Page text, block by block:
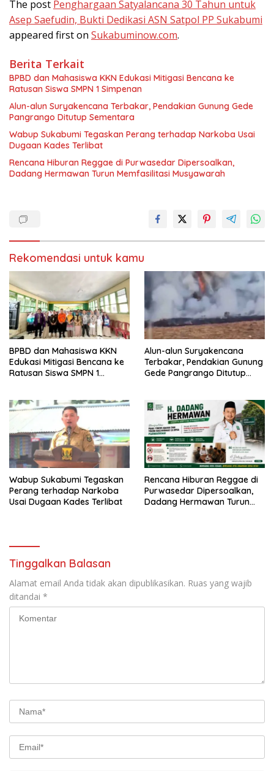
The post Penghargaan Satyalancana 30 Tahun untuk
Asep Saefudin, Bukti Dedikasi ASN Satpol PP Sukabumi
appeared first on Sukabuminow.com.
Berita Terkait
BPBD dan Mahasiswa KKN Edukasi Mitigasi Bencana ke
Ratusan Siswa SMPN 1 Simpenan
Alun-alun Suryakencana Terbakar, Pendakian Gunung Gede
Pangrango Ditutup Sementara
Wabup Sukabumi Tegaskan Perang terhadap Narkoba Usai
Dugaan Kades Terlibat
Rencana Hiburan Reggae di Purwasedar Dipersoalkan,
Dadang Hermawan Turun Memfasilitasi Musyawarah
Rekomendasi untuk kamu
BPBD dan Mahasiswa KKN
Edukasi Mitigasi Bencana ke
Ratusan Siswa SMPN 1
Alun-alun Suryakencana
Terbakar, Pendakian Gunung
Gede Pangrango Ditutup
Wabup Sukabumi Tegaskan
Perang terhadap Narkoba
Usai Dugaan Kades Terlibat
Rencana Hiburan Reggae di
Purwasedar Dipersoalkan,
Dadang Hermawan Turun
Tinggalkan Balasan
Alamat email Anda tidak akan dipublikasikan. Ruas yang wajib
ditandai *